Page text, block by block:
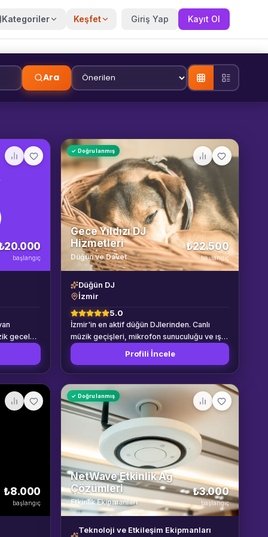
Kategoriler Keşfet Giriş Yap Kayıt Ol
Ara
başlangıç
geceleri
✓ Doğrulanmış
Gece Yıldızı DJ
Hizmetleri
Düğün ve Davet
₺22.500
başlangıç
Düğün DJ
İzmir
5.0
İzmir'in en aktif düğün DJlerinden. Canlı
müzik geçişleri, mikrofon sunuculuğu ve ışık
show ile geceyi coşturun.
Profili İncele
₺8.000
başlangıç
✓ Doğrulanmış
NetWave Etkinlik Ağ
Çözümleri
Etkinlik Ekipmanları
₺3.000
başlangıç
Teknoloji ve Etkileşim Ekipmanları